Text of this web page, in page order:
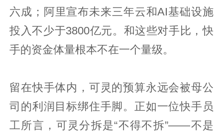
六成；阿里宣布未来三年云和AI基础设施
投入不少于3800亿元。和这些对手比，快
手的资金体量根本不在一个量级。
留在快手体内，可灵的预算永远会被母公
司的利润目标绑住手脚。正如一位快手员
工所言，可灵分拆是“不得不拆”——不是